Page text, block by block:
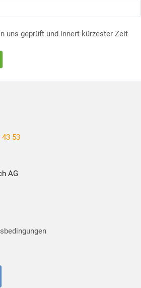
uns geprüft und innert kürzester Zeit
43 53
AG